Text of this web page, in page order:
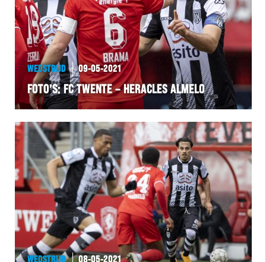
WEDSTRIJD 09-05-2021
FOTO’S: FC TWENTE – HERACLES ALMELO
WEDSTRIJD 08-05-2021